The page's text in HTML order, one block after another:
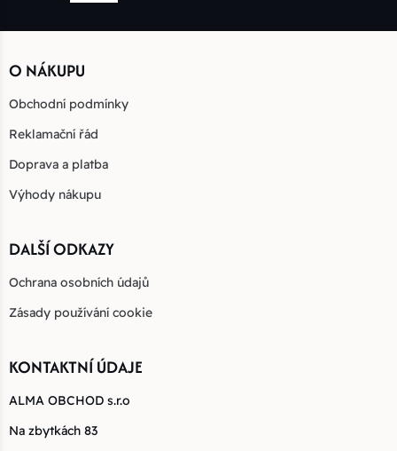
O NÁKUPU
Obchodní podmínky
Reklamační řád
Doprava a platba
Výhody nákupu
DALŠÍ ODKAZY
Ochrana osobních údajů
Zásady používání cookie
KONTAKTNÍ ÚDAJE
ALMA OBCHOD s.r.o
Na zbytkách 83